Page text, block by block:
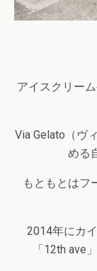
アイスクリー
Via Gelato （ヴ
める
もともとはフ
2014年にカ
「12th ave